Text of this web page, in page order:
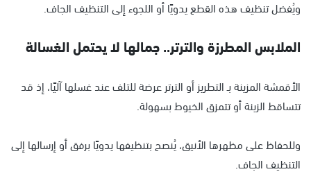
ويُفضل تنظيف هذه القطع يدويًا أو اللجوء إلى التنظيف الجاف.
الملابس المطرزة والترتر.. جمالها لا يحتمل الغسالة
الأقمشة المزينة بـ التطريز أو الترتر عرضة للتلف عند غسلها آليًا، إذ قد
تتساقط الزينة أو تتمزق الخيوط بسهولة.
وللحفاظ على مظهرها الأنيق، يُنصح بتنظيفها يدويًا برفق أو إرسالها إلى
التنظيف الجاف.